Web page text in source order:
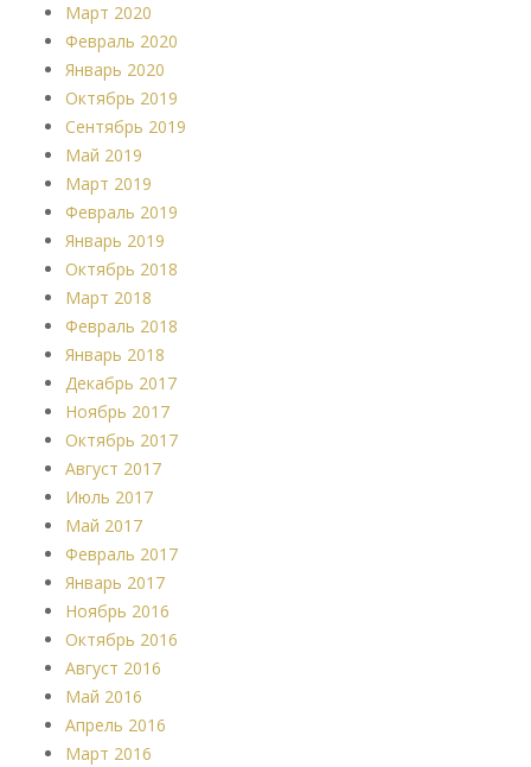
Март 2020
Февраль 2020
Январь 2020
Октябрь 2019
Сентябрь 2019
Май 2019
Март 2019
Февраль 2019
Январь 2019
Октябрь 2018
Март 2018
Февраль 2018
Январь 2018
Декабрь 2017
Ноябрь 2017
Октябрь 2017
Август 2017
Июль 2017
Май 2017
Февраль 2017
Январь 2017
Ноябрь 2016
Октябрь 2016
Август 2016
Май 2016
Апрель 2016
Март 2016